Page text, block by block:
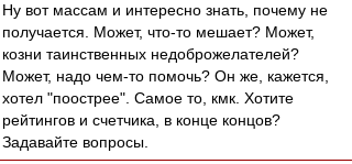
Ну вот массам и интересно знать, почему не
получается. Может, что-то мешает? Может,
козни таинственных недоброжелателей?
Может, надо чем-то помочь? Он же, кажется,
хотел "поострее". Самое то, кмк. Хотите
рейтингов и счетчика, в конце концов?
Задавайте вопросы.